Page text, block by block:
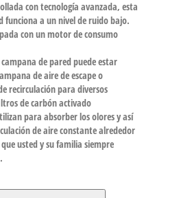
con tecnología avanzada, esta
funciona a un nivel de ruido bajo.
con un motor de consumo
campana de pared puede estar
de aire de escape o
recirculación para diversos
de carbón activado
para absorber los olores y así
de aire constante alrededor
usted y su familia siempre